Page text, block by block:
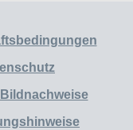
Bildnachweise